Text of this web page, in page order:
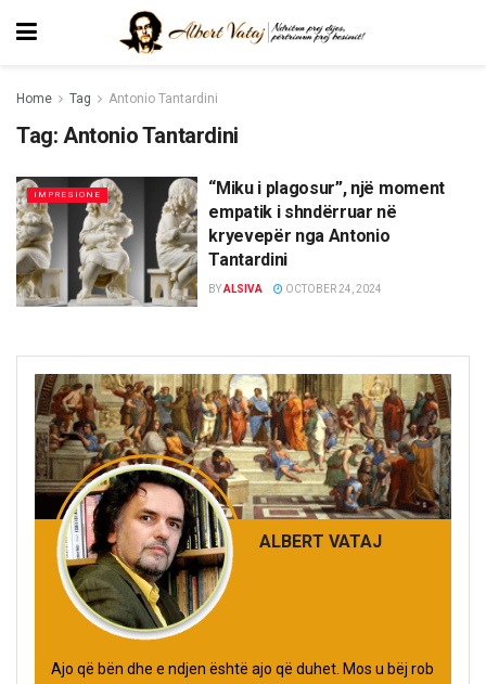
Home Tag Antonio Tantardini
Tag: Antonio Tantardini
IMPRESIONE
“Miku i plagosur”, një moment
empatik i shndërruar në
kryevepër nga Antonio
Tantardini
BYALSIVA OCTOBER 24, 2024
ALBERT VATAJ
Ajo që bën dhe e ndjen është ajo që duhet. Mos u bëj rob